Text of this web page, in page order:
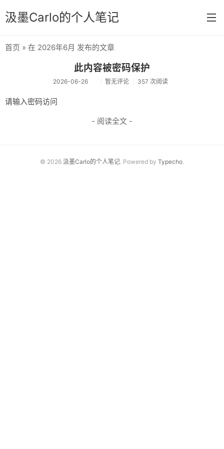
汲墨Carlo的个人笔记
分类
感想
相册
首页 » 在 2026年6月 发布的文章
此内容被密码保护
2026-06-26 暂无评论 357 次阅读
请输入密码访问
- 阅读全文 -
© 2026 汲墨Carlo的个人笔记. Powered by Typecho.